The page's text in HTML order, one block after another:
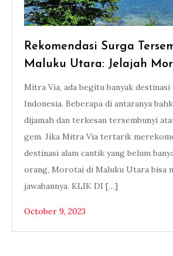
Rekomendasi Surga
Maluku Utara: Jelajah
Mitra Via, ada begitu banyak
Indonesia. Beberapa di antaranya
dijamah dan terkesan tersembunyi
gem. Jika Mitra Via tertarik
destinasi alam cantik yang belum
orang, Morotai di Maluku Utara bisa
jawabannya. KLIK DI […]
October 9, 2023